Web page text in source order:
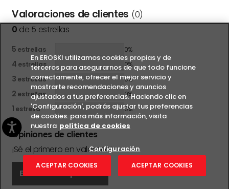
Color:
Otros
Modelo:
345-BFWQ
CARACTERÍSTICAS FÍSICAS
Anchura:
- cm
Altura:
- cm
Profundidad:
- cm
Peso:
- kg
CARACTERÍSITICAS ESPECÍFICAS
Conexiones:
SAS
Capacidad de
almacenamiento:
De 1 TB a 3 TB
Almacenamiento: 1920 GB
Valoraciones de clientes (0)
0 de 5 estrellas
5 estrellas 0%
4 estrellas 0%
3 estrellas 0%
2 estrellas 0%
1 estrella 0%
Opiniones de clientes
¡Sé el primero en valorarlo!
Escribir mi opinión
En EROSKI utilizamos cookies propias y de
terceros para asegurarnos de que todo funcione
correctamente, ofrecer el mejor servicio y
mostrarte recomendaciones y anuncios
ajustados a tus preferencias. Haciendo clic en
'Configuración', podrás ajustar tus preferencias
de cookies. para más información, visita
nuestra política de cookies
Configuración
ACEPTAR COOKIES
ACEPTAR COOKIES